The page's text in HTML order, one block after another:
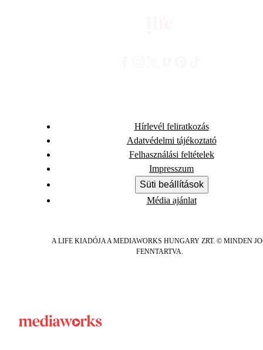
Hírlevél feliratkozás
Adatvédelmi tájékoztató
Felhasználási feltételek
Impresszum
Süti beállítások
Média ajánlat
A LIFE KIADÓJA A MEDIAWORKS HUNGARY ZRT. © MINDEN
FENNTARTVA.